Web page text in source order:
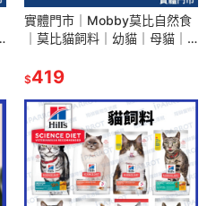
實體門市｜Mobby莫比自然食
｜莫比貓飼料｜幼貓｜母貓｜
比｜分裝｜翔帥寵物生活館｜
$419